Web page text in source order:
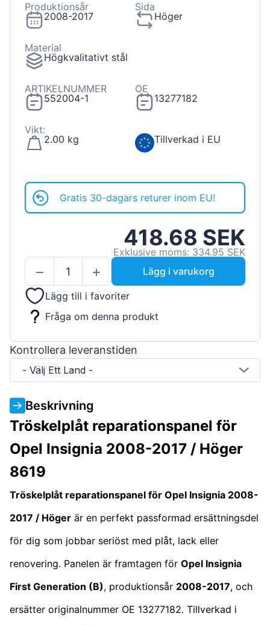
Produktionsår
2008-2017
Sida
Höger
Material
Högkvalitativt stål
ARTIKELNUMMER
552004-1
OE
13277182
Vikt:
2.00 kg
Tillverkad i EU
Gratis 30-dagars returer inom EU!
418.68 SEK
Exklusive moms: 334.95 SEK
Lägg i varukorg
Lägg till i favoriter
Fråga om denna produkt
Kontrollera leveranstiden
- Välj Ett Land -
Beskrivning
Tröskelplåt reparationspanel för
Opel Insignia 2008-2017 / Höger
8619
Tröskelplåt reparationspanel för Opel Insignia 2008-
2017 / Höger är en perfekt passformad ersättningsdel
för dig som jobbar seriöst med plåt, lack eller
renovering. Panelen är framtagen för Opel Insignia
First Generation (B), produktionsår 2008-2017, och
ersätter originalnummer OE 13277182. Tillverkad i